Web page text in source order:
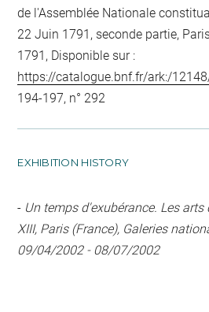
de l'Assemblée Nationale
22 Juin 1791, seconde partie,
1791, Disponible sur :
https://catalogue.bnf.fr/ark:/
194-197, n° 292
EXHIBITION HISTORY
- Un temps d'exubérance. Les
XIII, Paris (France), Galeries
09/04/2002 - 08/07/2002